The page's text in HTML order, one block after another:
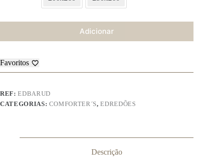
Adicionar
Favoritos
REF:EDBARUD
CATEGORIAS: COMFORTER´S,EDREDÕES
Descrição